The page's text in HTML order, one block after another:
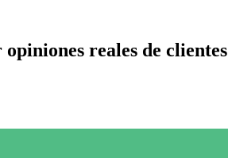
reales de clientes